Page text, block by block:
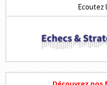
Ecoutez